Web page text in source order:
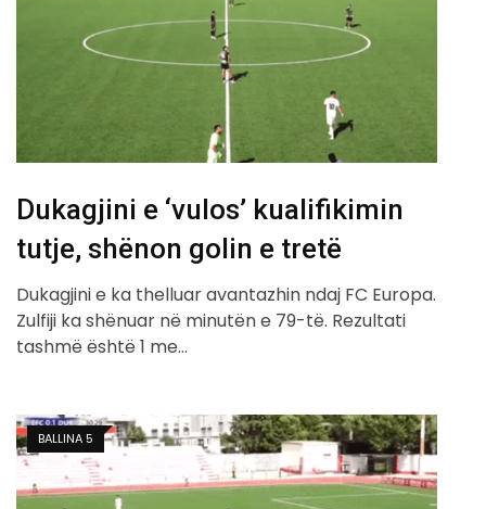
Dukagjini e ‘vulos’ kualifikimin
tutje, shënon golin e tretë
Dukagjini e ka thelluar avantazhin ndaj FC Europa.
Zulfiji ka shënuar në minutën e 79-të. Rezultati
tashmë është 1 me…
BALLINA 5